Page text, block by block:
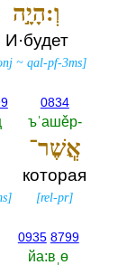
וְ:הָיָ֣ה
И·будет
~qal-pf-3ms]
0834
ъˈашěр-‎
אֲֽשֶׁר־
которая
[rel-pr]
]
0935 8799
йа:вˌө